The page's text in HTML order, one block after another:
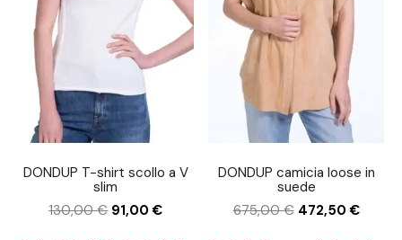
DONDUP T-shirt scollo a V
slim
130,00€ 91,00€
DONDUP camicia loose in
suede
675,00€ 472,50€